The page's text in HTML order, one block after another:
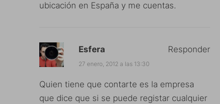
ubicación en España y me cuentas.
Esfera
27 enero, 2012 a las 13:30
Quien tiene que contarte es la empresa
que dice que si se puede registar cualquier
Responder